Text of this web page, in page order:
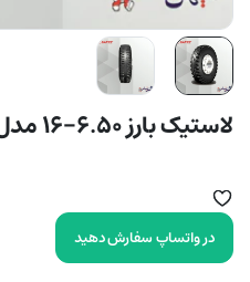
لاستیک بارز 6.50-16 مدل MRN
در واتساپ سفارش دهید